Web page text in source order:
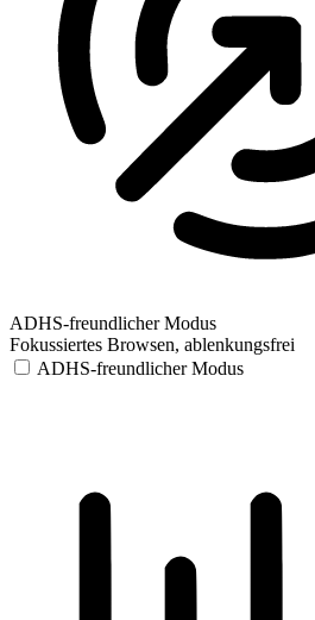
ADHS-freundlicher Modus
Fokussiertes Browsen, ablenkungsfrei
ADHS-freundlicher Modus